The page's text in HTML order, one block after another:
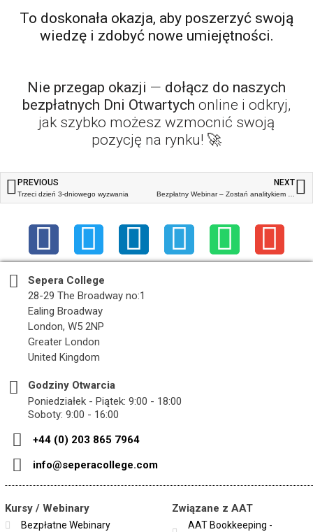
To doskonała okazja, aby poszerzyć swoją
wiedzę i zdobyć nowe umiejętności.
Nie przegap okazji — dołącz do naszych
bezpłatnych Dni Otwartych online i odkryj,
jak szybko możesz wzmocnić swoją
pozycję na rynku! 🚀
PREVIOUS
Trzeci dzień 3-dniowego wyzwania
NEXT
Bezpłatny Webinar – Zostań analitykiem finansowym do spraw księgowych
Sepera College
28-29 The Broadway no:1
Ealing Broadway
London, W5 2NP
Greater London
United Kingdom
Godziny Otwarcia
Poniedziałek - Piątek: 9:00 - 18:00
Soboty: 9:00 - 16:00
+44 (0) 203 865 7964
info@seperacollege.com
Kursy / Webinary
Bezpłatne Webinary
Związane z AAT
AAT Bookkeeping -